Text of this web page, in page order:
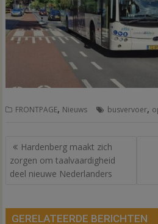
FRONTPAGE, Nieuws busvervoer,
Bericht
navigatie
Hardenberg maakt zich
zorgen om taalvaardigheid
deel nieuwe Nederlanders
GERELATEERDE BERICHTEN